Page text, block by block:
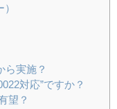
ら実施？
対応”ですか？
望？